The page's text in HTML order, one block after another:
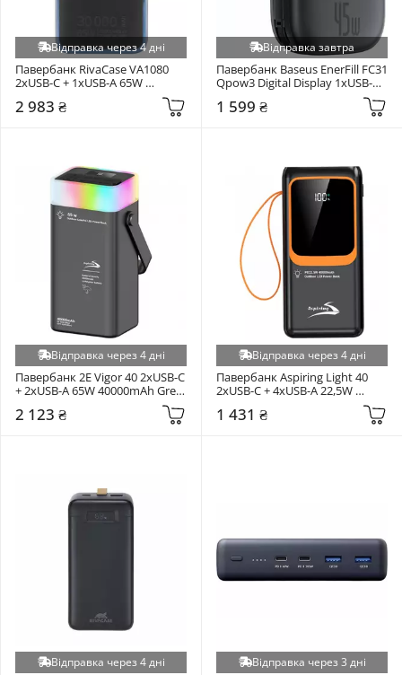
Відправка через 4 дні
Павербанк RivaCase VA1080
2xUSB-C + 1xUSB-A 65W
2 983 ₴
Відправка завтра
Павербанк Baseus EnerFill FC31
Qpow3 Digital Display 1xUSB-C
+ 2xUSB-A 45W 20000mAh Black
(E0028D00)
1 599 ₴
Відправка через 4 дні
Павербанк 2E Vigor 40 2xUSB-C
+ 2xUSB-A 65W 40000mAh Grey
2 123 ₴
Відправка через 4 дні
Павербанк Aspiring Light 40
2xUSB-C + 4xUSB-A 22,5W
40000mAh Black (PPLH.L04)
1 431 ₴
Відправка через 4 дні Відправка через 3 дні